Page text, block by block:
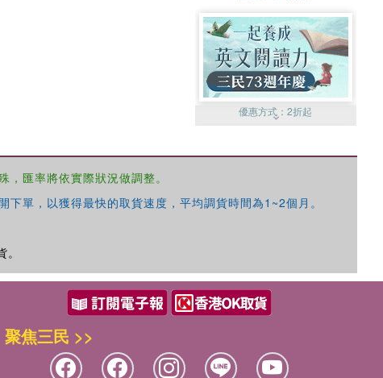
優惠方式：2折起
匯率將依實際狀況做調整。
單，以獲得最快的取貨速度，平均調貨時間為1~2個月。
聚焦三民 >>